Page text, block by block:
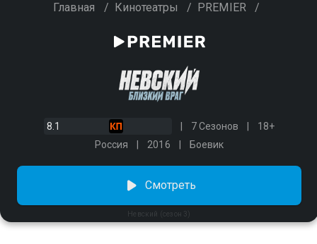
Главная / Кинотеатры / PREMIER /
8.1 7 Сезонов
18+
Россия
2016 Боевик
Невский (сезон 3)
Смотреть